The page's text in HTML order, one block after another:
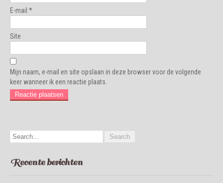
E-mail *
Site
Mijn naam, e-mail en site opslaan in deze browser voor de volgende
keer wanneer ik een reactie plaats.
Recente berichten